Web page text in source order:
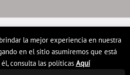
la mejor experiencia en nuestra
en el sitio asumiremos que está
consulta las políticas Aquí